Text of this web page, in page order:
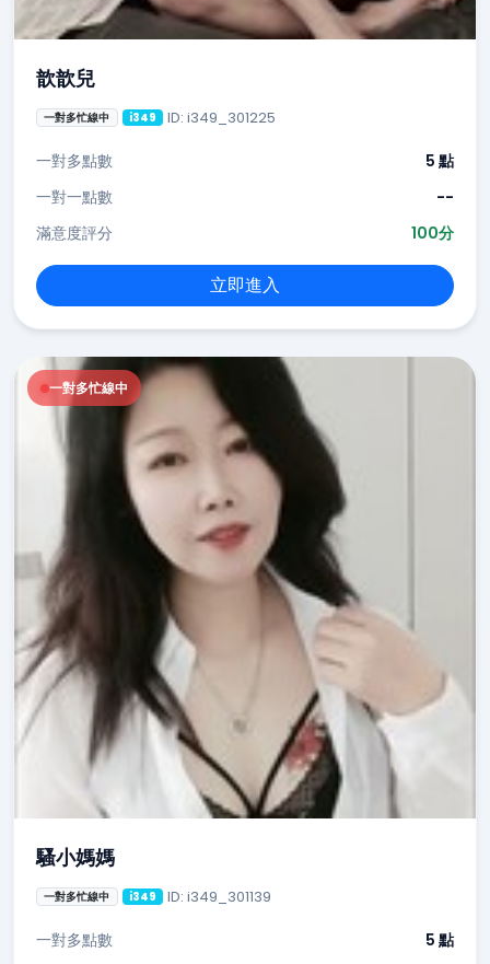
歆歆兒
一對多忙線中 i349 ID: i349_301225
一對多點數
5 點
一對一點數
--
滿意度評分
100分
立即進入
一對多忙線中
騷小媽媽
一對多忙線中 i349 ID: i349_301139
一對多點數 5 點